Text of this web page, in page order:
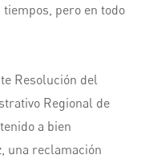
pero en todo
Resolución del
Regional de
a bien
una reclamación